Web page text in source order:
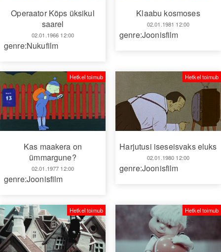
Operaator Kõps üksikul
saarel
02.01.1966 12:00
genre:Nukufilm
Klaabu kosmoses
02.01.1981 12:00
genre:Joonisfilm
Kas maakera on
ümmargune?
02.01.1977 12:00
Hetkel toimub
genre:Joonisfilm
Harjutusi iseseisvaks eluks
02.01.1980 12:00
Hetkel toimub
genre:Joonisfilm
Hetkel toimub Hetkel toimub